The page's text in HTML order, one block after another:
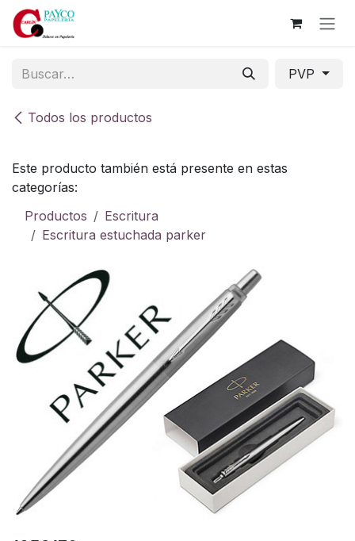
Ir al contenido
Todos los productos
PVP
Este producto también está presente en estas
categorías:
Productos
Escritura
Escritura estuchada parker